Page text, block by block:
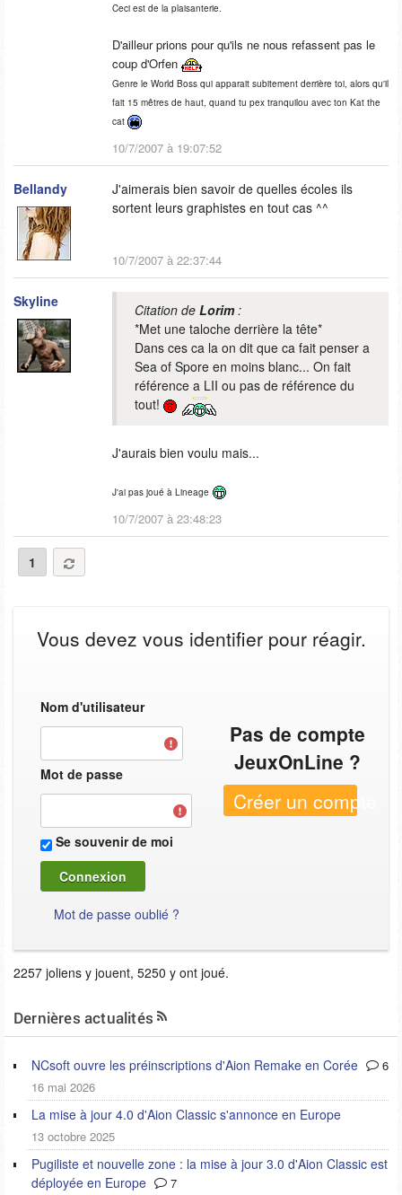
Ceci est de la plaisanterie.
D'ailleur prions pour qu'ils ne nous refassent pas le
coup d'Orfen
Genre le World Boss qui apparait subitement derrière toi, alors qu'il
fait 15 mêtres de haut, quand tu pex tranquilou avec ton Kat the
cat
10/7/2007 à 19:07:52
Bellandy
J'aimerais bien savoir de quelles écoles ils
sortent leurs graphistes en tout cas ^^
10/7/2007 à 22:37:44
Skyline Citation de Lorim:
*Met une taloche derrière la tête*
Dans ces ca la on dit que ca fait penser a
Sea of Spore en moins blanc... On fait
référence a LII ou pas de référence du
tout!
J'aurais bien voulu mais...
J'ai pas joué à Lineage
10/7/2007 à 23:48:23
1
Vous devez vous identifier pour réagir.
Nom d'utilisateur
Mot de passe
Se souvenir de moi
Mot de passe oublié ?
Pas de compte
JeuxOnLine ?
Créer un compte
2257 joliens y jouent, 5250 y ont joué.
Dernières actualités
NCsoft ouvre les préinscriptions d'Aion Remake en Corée
6
16 mai 2026
La mise à jour 4.0 d'Aion Classic s'annonce en Europe
13 octobre 2025
Pugiliste et nouvelle zone : la mise à jour 3.0 d'Aion Classic est
déployée en Europe
7